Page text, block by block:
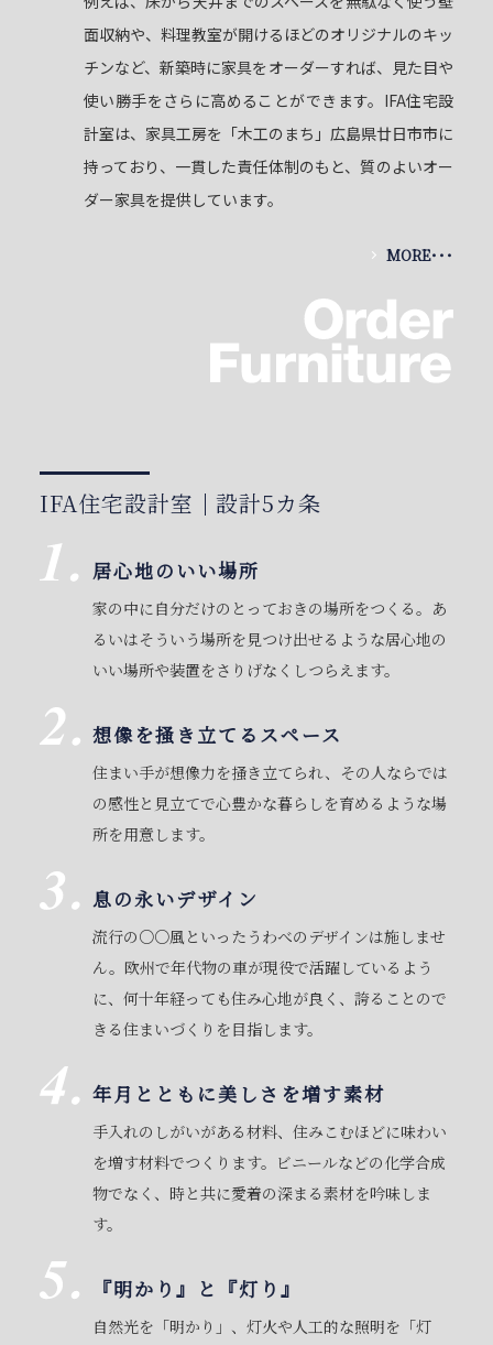
面収納や、料理教室が開けるほどのオリジナルのキッ
チンなど、新築時に家具をオーダーすれば、見た目や
使い勝手をさらに高めることができます。IFA住宅設
計室は、家具工房を「木工のまち」広島県廿日市市に
持っており、一貫した責任体制のもと、質のよいオー
ダー家具を提供しています。
MORE･･･
IFA住宅設計室 設計5カ条
居心地のいい場所
家の中に自分だけのとっておきの場所をつくる。あ
るいはそういう場所を見つけ出せるような居心地の
いい場所や装置をさりげなくしつらえます。
想像を掻き立てるスペース
住まい手が想像力を掻き立てられ、その人ならでは
の感性と見立てで心豊かな暮らしを育めるような場
所を用意します。
息の永いデザイン
流行の○○風といったうわべのデザインは施しませ
ん。欧州で年代物の車が現役で活躍しているよう
に、何十年経っても住み心地が良く、誇ることので
きる住まいづくりを目指します。
年月とともに美しさを増す素材
手入れのしがいがある材料、住みこむほどに味わい
を増す材料でつくります。ビニールなどの化学合成
物でなく、時と共に愛着の深まる素材を吟味しま
す。
『明かり』と『灯り』
自然光を「明かり」、灯火や人工的な照明を「灯